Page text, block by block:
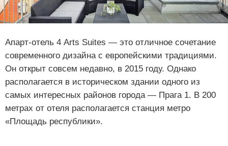
Апарт-отель 4 Arts Suites — это отличное сочетание
современного дизайна с европейскими традициями.
Он открыт совсем недавно, в 2015 году. Однако
располагается в историческом здании одного из
самых интересных районов города — Прага 1. В 200
метрах от отеля располагается станция метро
«Площадь республики».